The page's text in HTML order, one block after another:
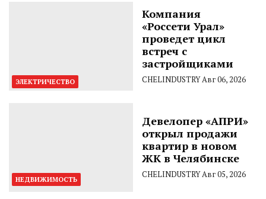
ЭЛЕКТРИЧЕСТВО
Компания
«Россети Урал»
проведет цикл
встреч с
застройщиками
CHELINDUSTRYАвг 06, 2026
НЕДВИЖИМОСТЬ
Девелопер «АПРИ»
открыл продажи
квартир в новом
ЖК в Челябинске
CHELINDUSTRYАвг 05, 2026